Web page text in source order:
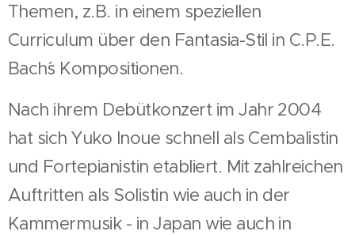
Themen, z.B. in einem speziellen
Curriculum über den Fantasia-Stil in C.P.E.
Bach´s Kompositionen.
Nach ihrem Debütkonzert im Jahr 2004
hat sich Yuko Inoue schnell als Cembalistin
und Fortepianistin etabliert. Mit zahlreichen
Auftritten als Solistin wie auch in der
Kammermusik - in Japan wie auch in